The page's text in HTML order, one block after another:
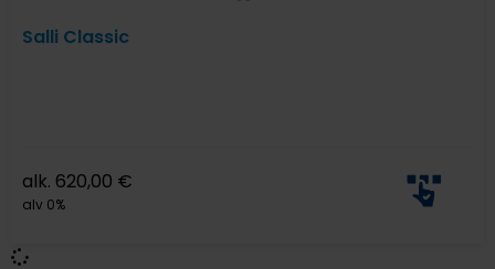
Salli Classic
alk. 620,00 €
alv 0%